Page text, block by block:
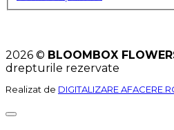
2026 © BLOOMBOX
drepturile rezervate
Realizat de DIGITALIZARE